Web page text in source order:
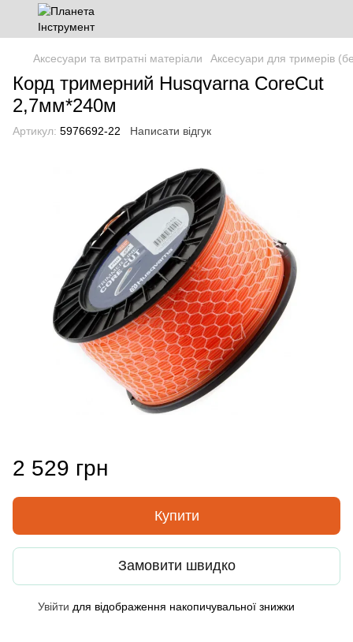
Аксесуари та витратні матеріали Аксесуари для тримерів
Корд тримерний Husqvarna CoreCut
2,7мм*240м
Артикул: 5976692-22 Написати відгук
2 529 грн
Купити
Замовити швидко
Увійти для відображення накопичувальної знижки